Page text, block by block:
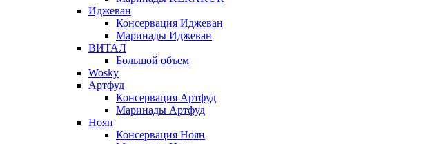
Иджеван
Консервация Иджеван
Маринады Иджеван
ВИТАЛ
Большой объем
Wosky
Артфуд
Консервация Артфуд
Маринады Артфуд
Ноян
Консервация Ноян